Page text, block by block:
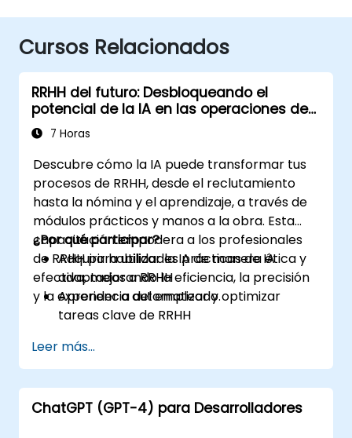
Cursos Relacionados
RRHH del futuro: Desbloqueando el
potencial de la IA en las operaciones de
personal
7 Horas
Descubre cómo la IA puede transformar tus
procesos de RRHH, desde el reclutamiento
hasta la nómina y el aprendizaje, a través de
módulos prácticos y manos a la obra. Esta
capacitación empodera a los profesionales
de RRHH para utilizar la IA de manera ética y
efectiva, mejorando la eficiencia, la precisión
y la experiencia del empleado.
¿Por qué participar?
Adquirir habilidades prácticas de IA
adaptadas a RRHH
Aprender a automatizar y optimizar
tareas clave de RRHH
riesgos
Preparar tu función de RRHH para el
futuro
Leer más...
ChatGPT (GPT-4) para Desarrolladores